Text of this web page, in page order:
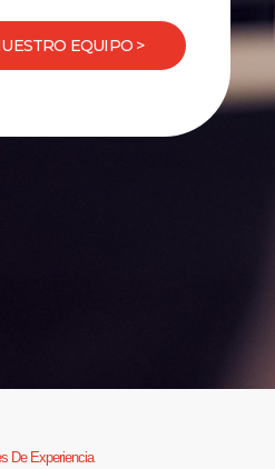
EQUIPO >
De Experiencia